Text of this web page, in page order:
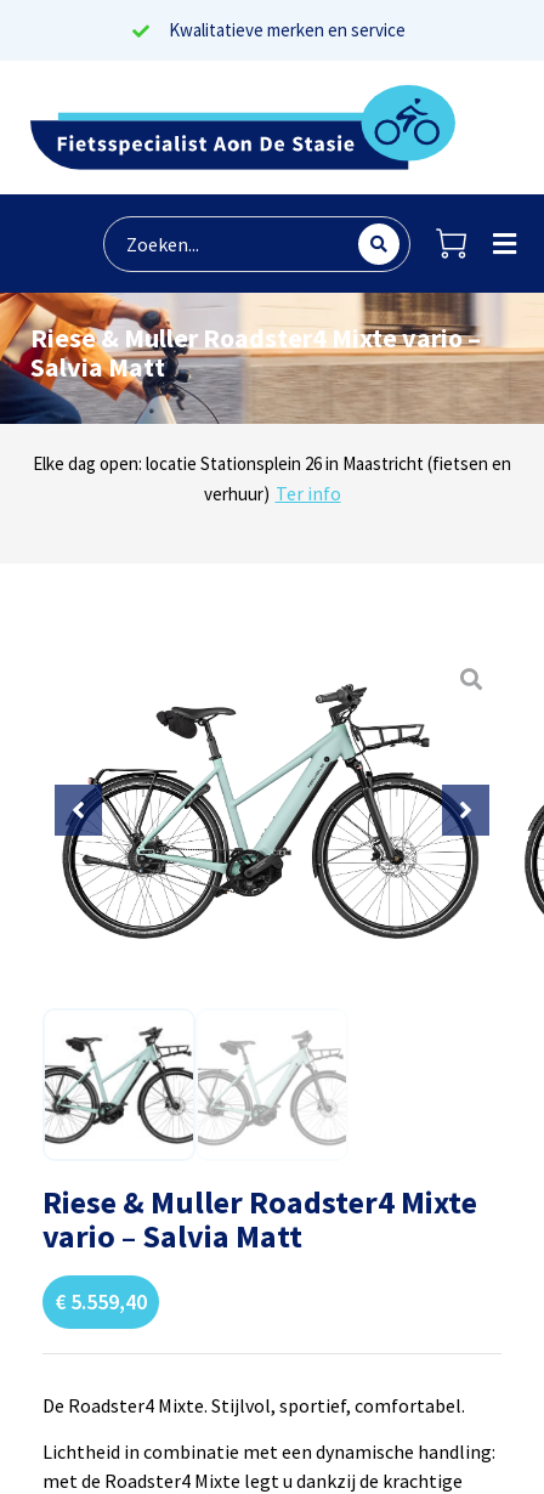
Kwalitatieve merken en service
Riese & Muller Roadster4 Mixte vario –
Salvia Matt
Dinsdag t/m zaterdag geopen: locaties Sphinxlunet 1 in Maastricht
(e-bikes) en Maaseikersteenweg 183 in Lanaken (fietsen en e-
Elke dag open: locatie Stationsplein 26 in Maastricht (fietsen en
verhuur) Ter info
Onze missie? Tevreden klanten! Lees reviews
Riese & Muller Roadster4 Mixte
vario – Salvia Matt
€ 5.559,40
De Roadster4 Mixte. Stijlvol, sportief, comfortabel.
Lichtheid in combinatie met een dynamische handling:
met de Roadster4 Mixte legt u dankzij de krachtige